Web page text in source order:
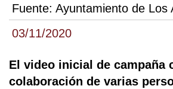
03/11/2020
Fuente: Ayuntamiento de Los
El video inicial de campaña
colaboración de varias